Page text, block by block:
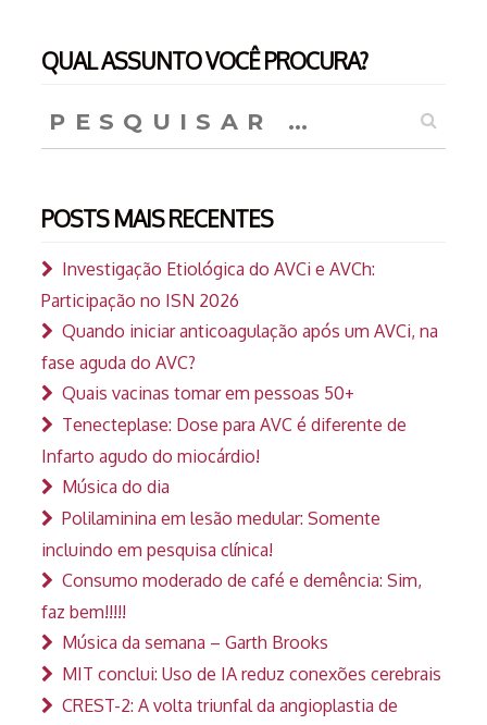
QUAL ASSUNTO VOCÊ PROCURA?
por:
POSTS MAIS RECENTES
Investigação Etiológica do AVCi e AVCh:
Participação no ISN 2026
Quando iniciar anticoagulação após um AVCi, na
fase aguda do AVC?
Quais vacinas tomar em pessoas 50+
Tenecteplase: Dose para AVC é diferente de
Infarto agudo do miocárdio!
Música do dia
Polilaminina em lesão medular: Somente
incluindo em pesquisa clínica!
Consumo moderado de café e demência: Sim,
faz bem!!!!!
Música da semana – Garth Brooks
MIT conclui: Uso de IA reduz conexões cerebrais
CREST-2: A volta triunfal da angioplastia de